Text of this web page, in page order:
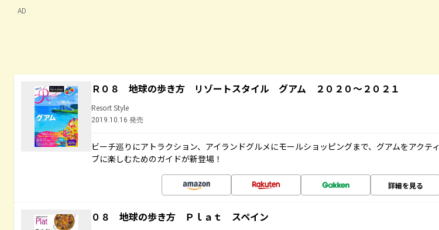
AD
Ｒ０８ 地球の歩き方 リゾートスタイル グアム ２０２０～２０２１
Resort Style
2019.10.16 発売
ビーチ巡りにアトラクション、アイランドグルメにモールショッピングまで、グアムをアクティ
ブに楽しむためのガイドが新登場！
詳細を見る
０８ 地球の歩き方 Ｐｌａｔ スペイン